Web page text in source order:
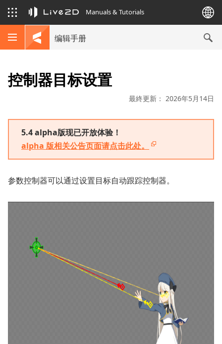
Manuals & Tutorials
编辑手册
控制器目标设置
最終更新： 2026年5月14日
5.4 alpha版现已开放体验！
alpha 版相关公告页面请点击此处。
参数控制器可以通过设置目标自动跟踪控制器。